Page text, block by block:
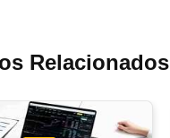
Relacionados